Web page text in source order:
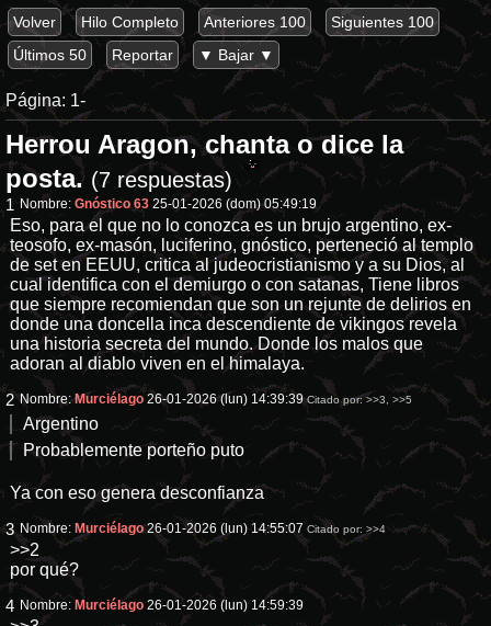
Volver Hilo Completo Anteriores 100
Siguientes 100
Últimos 50
Reportar ▼ Bajar ▼
Página: 1-
Herrou Aragon, chanta o dice la
posta. (7 respuestas)
1 Nombre:Gnóstico 63 25-01-2026 (dom) 05:49:19
Eso, para el que no lo conozca es un brujo argentino, ex-
teosofo, ex-masón, luciferino, gnóstico, perteneció al templo
de set en EEUU, critica al judeocristianismo y a su Dios, al
cual identifica con el demiurgo o con satanas, Tiene libros
que siempre recomiendan que son un rejunte de delirios en
donde una doncella inca descendiente de vikingos revela
una historia secreta del mundo. Donde los malos que
adoran al diablo viven en el himalaya.
2 Nombre:Murciélago 26-01-2026 (lun) 14:39:39 Citado por:>>3,>>5
Argentino
Probablemente porteño puto
Ya con eso genera desconfianza
3 Nombre: Murciélago 26-01-2026 (lun) 14:55:07 Citado por:>>4
>>2
por qué?
4 Nombre: Murciélago 26-01-2026 (lun) 14:59:39